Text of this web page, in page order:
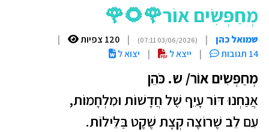
מְחַפְּשִׂים אוֹר🌹🌻🌹
שמואל כהן |
(03/06/2026 07:11)
| 120 צפיות
|
14 תגובות
| ייצא ל | יצוא ל
מְחַפְּשִׂים אוֹר/ ש. כֹּהֵן
אֲנַחְנוּ דּוֹר עָיֵף שֶׁל חֲדָשׁוֹת וּמִלְחָמוֹת,
עִם לֵב שֶׁרוֹצֶה קְצָת שֶׁקֶט בַּלֵּילוֹת.